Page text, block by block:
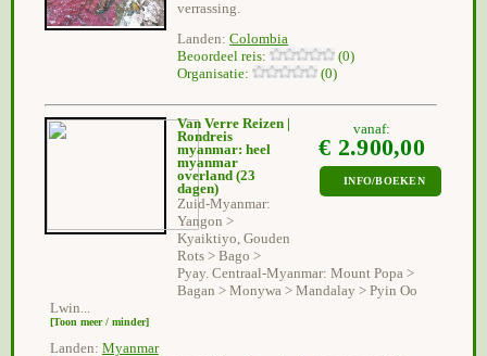
verrassing.
Landen:Colombia
Beoordeel reis:
(0)
Organisatie:
(0)
vanaf:
€ 2.900,00
INFO/BOEKEN
Van Verre Reizen |
Rondreis
myanmar: heel
myanmar
overland (23
dagen)
Zuid-Myanmar:
Yangon >
Kyaiktiyo, Gouden
Rots > Bago >
Pyay. Centraal-Myanmar: Mount Popa >
Bagan > Monywa > Mandalay > Pyin Oo
Lwin...
[Toon meer / minder]
Landen: Myanmar